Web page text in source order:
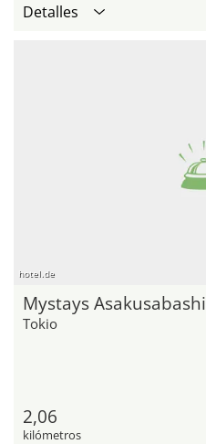
Detalles
hotel.de
Mystays Asakusabashi
Tokio
2,06
kilómetros